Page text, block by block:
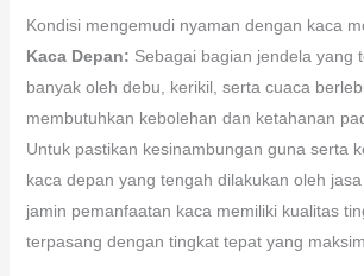
Kondisi mengemudi nyaman dengan kaca
Kaca Depan: Sebagai bagian jendela yang
banyak oleh debu, kerikil, serta cuaca
membutuhkan kebolehan dan ketahanan
Untuk pastikan kesinambungan guna serta
kaca depan yang tengah dilakukan oleh
jamin pemanfaatan kaca memiliki kualitas
terpasang dengan tingkat tepat yang